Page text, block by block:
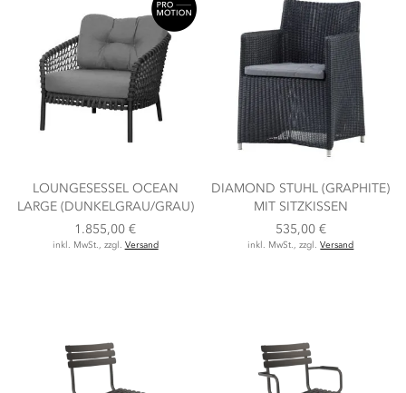
LOUNGESESSEL OCEAN
LARGE (DUNKELGRAU/GRAU)
1.855,00 €
inkl. MwSt., zzgl. Versand
DIAMOND STUHL (GRAPHITE)
MIT SITZKISSEN
535,00 €
inkl. MwSt., zzgl.Versand